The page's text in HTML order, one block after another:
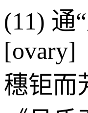
(11) 通
[ovary]
穗钜